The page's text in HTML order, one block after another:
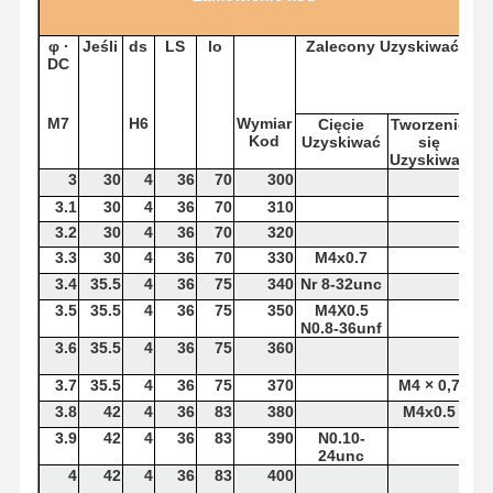
Rozmawiaj
Teraz.
wiertarka z węglem stałym
Wiertła do broni
BTA Wykopywanie
Wymienne wiertarki
φ ·
DC
Jeśli ds LS lo Zalecony Uzyskiwać
M7 H6
Wymiar
Kod
Cięcie
Uzyskiwać
Tworzenie
się
Uzyskiwać
3
30 4 36 70
300
3.1
30 4 36 70
310
3.2
30 4 36 70
320
3.3
30 4 36 70 330
M4x0.7
3.4
35.5 4 36 75 340 Nr 8-32unc
3.5
35.5 4 36 75 350
M4X0.5
N0.8-36unf
3.6
35.5 4 36 75 360
3.7 35.5 4 36 75 370
M4 × 0,7
3.8
42 4 36 83 380
M4x0.5
3.9
42 4 36 83 390
N0.10-
24unc
4
42 4 36 83 400